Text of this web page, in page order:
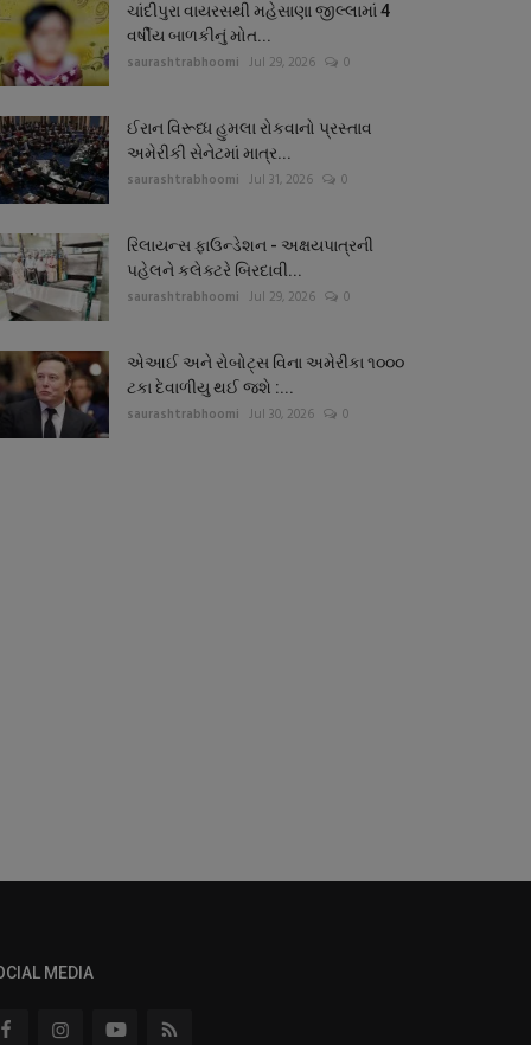
ચાંદીપુરા વાયરસથી મહેસાણા જીલ્લામાં 4
વર્ષીય બાળકીનું મોત...
saurashtrabhoomi Jul 29, 2026 0
ઈરાન વિરૂધ્ધ હુમલા રોકવાનો પ્રસ્તાવ
અમેરીકી સેનેટમાં માત્ર...
saurashtrabhoomi Jul 31, 2026 0
રિલાયન્સ ફાઉન્ડેશન - અક્ષયપાત્રની
પહેલને કલેક્ટરે બિરદાવી...
saurashtrabhoomi Jul 29, 2026 0
એઆઈ અને રોબોટ્સ વિના અમેરીકા ૧૦૦૦
ટકા દેવાળીયુ થઈ જશે :...
saurashtrabhoomi Jul 30, 2026 0
MEDIA